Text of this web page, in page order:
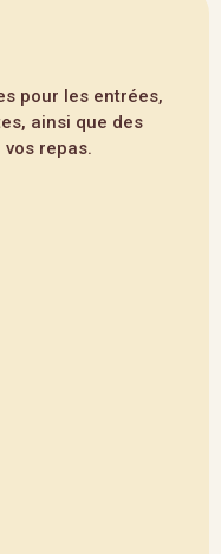
pour les entrées,
ainsi que des
repas.